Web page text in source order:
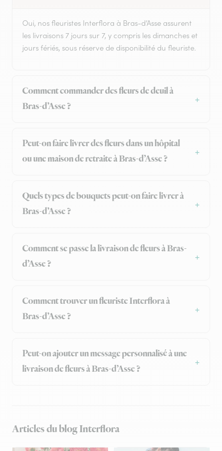
Oui, nos fleuristes Interflora à Bras-d’Asse assurent
les livraisons 7 jours sur 7, y compris les dimanches et
jours fériés, sous réserve de disponibilité du fleuriste.
Comment commander des fleurs de deuil à
Bras-d’Asse ?
Peut-on faire livrer des fleurs dans un hôpital
ou une maison de retraite à Bras-d’Asse ?
Quels types de bouquets peut-on faire livrer à
Bras-d’Asse ?
Comment se passe la livraison de fleurs à Bras-
d’Asse ?
Comment trouver un fleuriste Interflora à
Bras-d’Asse ?
Peut-on ajouter un message personnalisé à une
livraison de fleurs à Bras-d’Asse ?
Articles du blog Interflora